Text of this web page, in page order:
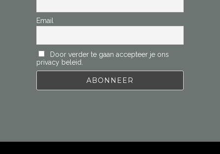
Email
Door verder te gaan accepteer je ons
privacy beleid.